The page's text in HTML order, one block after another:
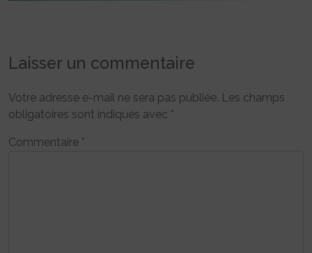
Laisser un commentaire
Votre adresse e-mail ne sera pas publiée. Les champs
obligatoires sont indiqués avec *
Commentaire *